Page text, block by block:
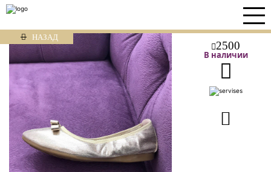
НАЗАД
2500
В наличии